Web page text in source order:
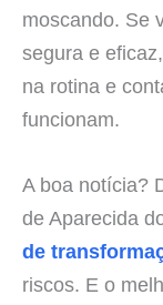
moscando. Se
segura e
na rotina e
funcionam.
A boa notícia?
de Aparecida
de
riscos. E o